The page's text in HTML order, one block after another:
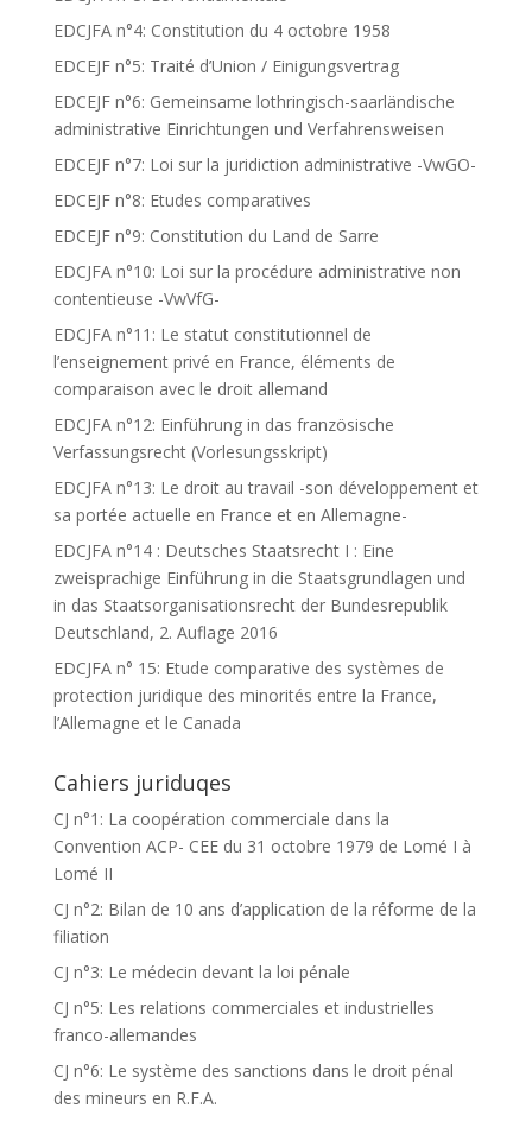
EDCJFA n°4: Constitution du 4 octobre 1958
EDCEJF n°5: Traité d’Union / Einigungsvertrag
EDCEJF n°6: Gemeinsame lothringisch-saarländische
administrative Einrichtungen und Verfahrensweisen
EDCEJF n°7: Loi sur la juridiction administrative -VwGO-
EDCEJF n°8: Etudes comparatives
EDCEJF n°9: Constitution du Land de Sarre
EDCJFA n°10: Loi sur la procédure administrative non
contentieuse -VwVfG-
EDCJFA n°11: Le statut constitutionnel de
l’enseignement privé en France, éléments de
comparaison avec le droit allemand
EDCJFA n°12: Einführung in das französische
Verfassungsrecht (Vorlesungsskript)
EDCJFA n°13: Le droit au travail -son développement et
sa portée actuelle en France et en Allemagne-
EDCJFA n°14 : Deutsches Staatsrecht I : Eine
zweisprachige Einführung in die Staatsgrundlagen und
in das Staatsorganisationsrecht der Bundesrepublik
Deutschland, 2. Auflage 2016
EDCJFA n° 15: Etude comparative des systèmes de
protection juridique des minorités entre la France,
l’Allemagne et le Canada
Cahiers juriduqes
CJ n°1: La coopération commerciale dans la
Convention ACP- CEE du 31 octobre 1979 de Lomé I à
Lomé II
CJ n°2: Bilan de 10 ans d’application de la réforme de la
filiation
CJ n°3: Le médecin devant la loi pénale
CJ n°5: Les relations commerciales et industrielles
franco-allemandes
CJ n°6: Le système des sanctions dans le droit pénal
des mineurs en R.F.A.